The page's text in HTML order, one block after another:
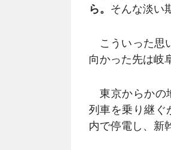
ら。 そんな淡い
こういった思
向かった先は岐
東京からかの
列車を乗り継ぐ
内で停電し、新